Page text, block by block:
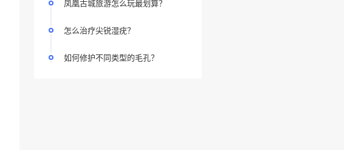
凤凰古城旅游怎么玩最划算？
怎么治疗尖锐湿疣？
如何修护不同类型的毛孔？